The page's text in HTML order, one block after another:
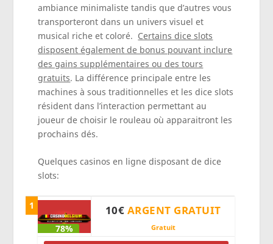
ambiance minimaliste tandis que d’autres vous
transporteront dans un univers visuel et
musical riche et coloré. Certains dice slots
disposent également de bonus pouvant inclure
des gains supplémentaires ou des tours
gratuits. La différence principale entre les
machines à sous traditionnelles et les dice slots
résident dans l’interaction permettant au
joueur de choisir le rouleau où apparaitront les
prochains dés.
Quelques casinos en ligne disposant de dice
slots:
1
78%
10€ ARGENT GRATUIT
Gratuit